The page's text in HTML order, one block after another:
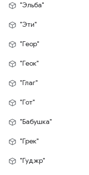
"Эльба"
"Эти"
"Геор"
"Геок"
"Глаг"
"Гот"
"Бабушка"
"Грек"
"Гуджр"